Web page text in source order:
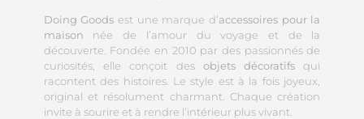
Doing Goods est une marque d’accessoires pour la
maison née de l’amour du voyage et de la
découverte. Fondée en 2010 par des passionnés de
curiosités, elle conçoit des objets décoratifs qui
racontent des histoires. Le style est à la fois joyeux,
original et résolument charmant. Chaque création
invite à sourire et à rendre l’intérieur plus vivant.